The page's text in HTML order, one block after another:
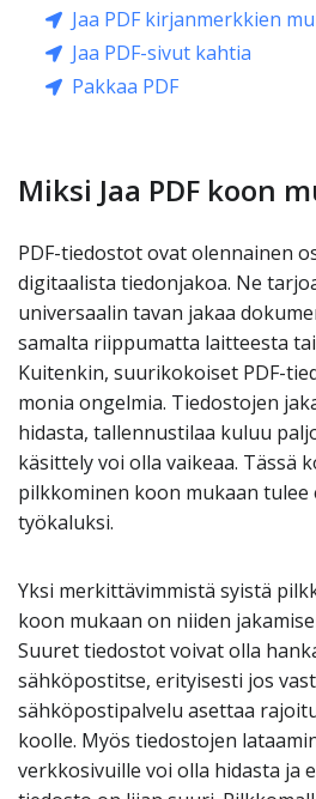
Jaa PDF kirjanmerkkien
Jaa PDF-sivut kahtia
Pakkaa PDF
Miksi Jaa PDF koon
PDF-tiedostot ovat olennainen
digitaalista tiedonjakoa. Ne
universaalin tavan jakaa
samalta riippumatta laitteesta
Kuitenkin, suurikokoiset PDF-
monia ongelmia. Tiedostojen
hidasta, tallennustilaa kuluu
käsittely voi olla vaikeaa. Tässä
pilkkominen koon mukaan
työkaluksi.
Yksi merkittävimmistä syistä
koon mukaan on niiden
Suuret tiedostot voivat olla
sähköpostitse, erityisesti jos
sähköpostipalvelu asettaa
koolle. Myös tiedostojen
verkkosivuille voi olla hidasta ja